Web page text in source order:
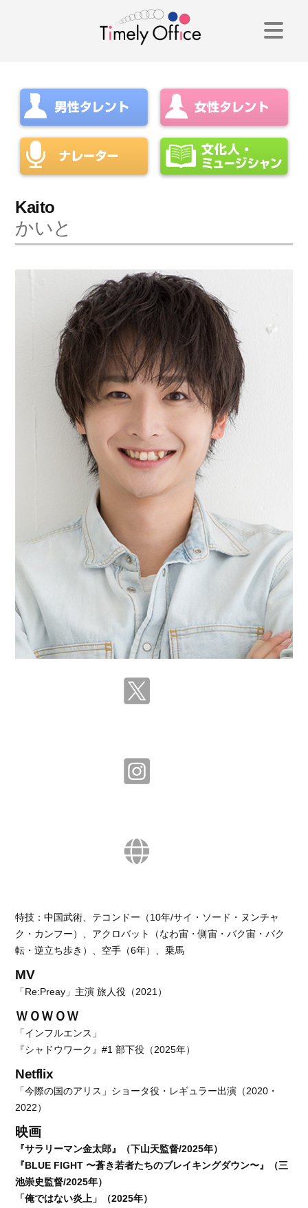
Kaito
かいと
特技：中国武術、テコンドー（10年/サイ・ソード・ヌンチャ
ク・カンフー）、アクロバット（なわ宙・側宙・バク宙・バク
転・逆立ち歩き）、空手（6年）、乗馬
MV
「Re:Preay」主演 旅人役（2021）
ＷＯＷＯＷ
「インフルエンス」
『シャドウワーク』#1 部下役（2025年）
Netflix
「今際の国のアリス」ショータ役・レギュラー出演（2020・
2022）
映画
『サラリーマン金太郎』（下山天監督/2025年）
『BLUE FIGHT 〜蒼き若者たちのブレイキングダウン〜』（三
池崇史監督/2025年）
「俺ではない炎上」（2025年）